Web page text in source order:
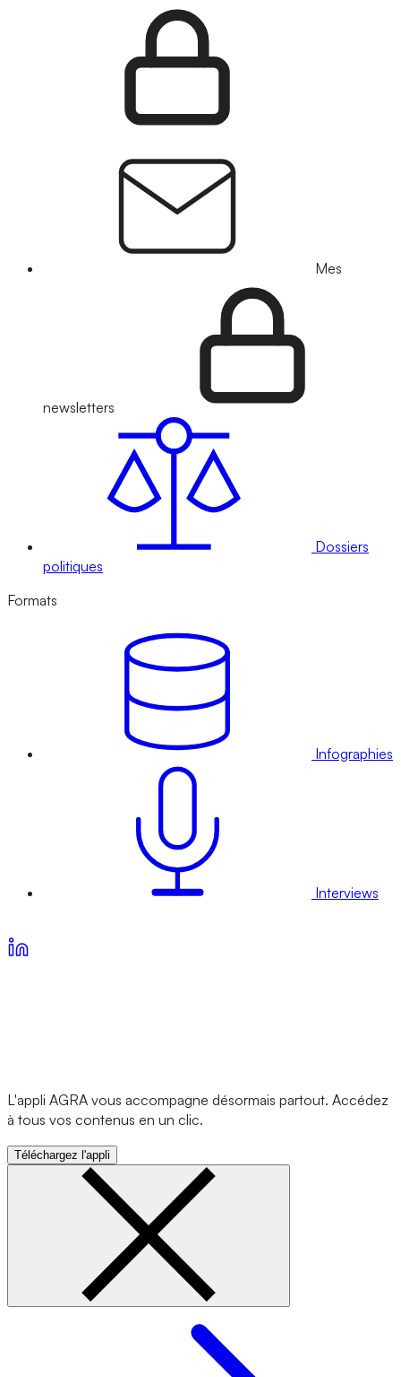
Mes
newsletters
Dossiers
politiques
Formats
Infographies
Interviews
L'appli AGRA vous accompagne désormais partout. Accédez
à tous vos contenus en un clic.
Téléchargez l'appli